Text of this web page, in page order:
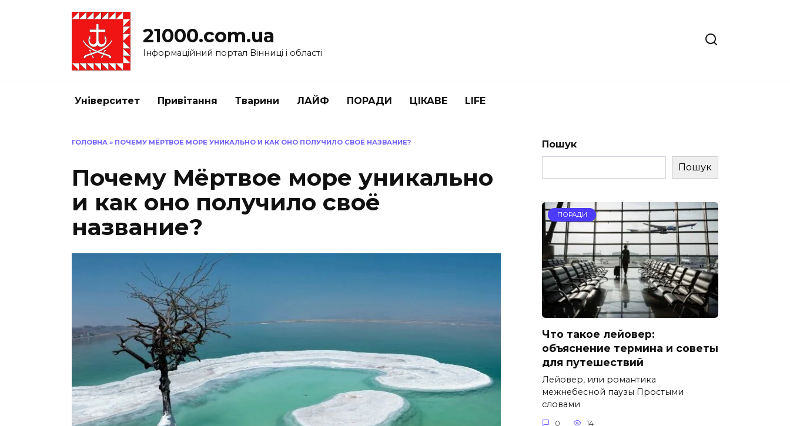
21000.com.ua
Інформаційний портал Вінниці і області
Університет Привітання Тварини ЛАЙФ ПОРАДИ ЦІКАВЕ LIFE
ГОЛОВНА » ПОЧЕМУ МЁРТВОЕ МОРЕ УНИКАЛЬНО И КАК ОНО ПОЛУЧИЛО СВОЁ НАЗВАНИЕ?
Почему Мёртвое море уникально
и как оно получило своё
название?
Пошук
Пошук
ПОРАДИ
Что такое лейовер:
объяснение термина и советы
для путешествий
Лейовер, или романтика
межнебесной паузы Простыми
словами
0 14